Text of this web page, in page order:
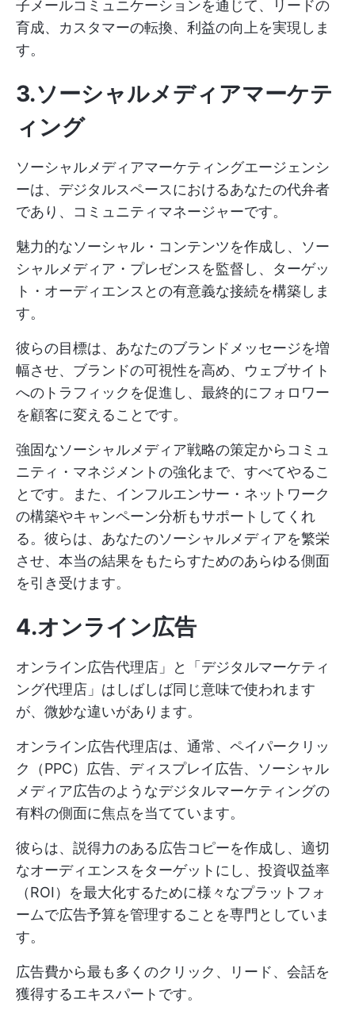
子メールコミュニケーションを通じて、リードの
育成、カスタマーの転換、利益の向上を実現しま
す。
3.ソーシャルメディアマーケテ
ィング
ソーシャルメディアマーケティングエージェンシ
ーは、デジタルスペースにおけるあなたの代弁者
であり、コミュニティマネージャーです。
魅力的なソーシャル・コンテンツを作成し、ソー
シャルメディア・プレゼンスを監督し、ターゲッ
ト・オーディエンスとの有意義な接続を構築しま
す。
彼らの目標は、あなたのブランドメッセージを増
幅させ、ブランドの可視性を高め、ウェブサイト
へのトラフィックを促進し、最終的にフォロワー
を顧客に変えることです。
強固なソーシャルメディア戦略の策定からコミュ
ニティ・マネジメントの強化まで、すべてやるこ
とです。また、インフルエンサー・ネットワーク
の構築やキャンペーン分析もサポートしてくれ
る。彼らは、あなたのソーシャルメディアを繁栄
させ、本当の結果をもたらすためのあらゆる側面
を引き受けます。
4.オンライン広告
オンライン広告代理店」と「デジタルマーケティ
ング代理店」はしばしば同じ意味で使われます
が、微妙な違いがあります。
オンライン広告代理店は、通常、ペイパークリッ
ク（PPC）広告、ディスプレイ広告、ソーシャル
メディア広告のようなデジタルマーケティングの
有料の側面に焦点を当てています。
彼らは、説得力のある広告コピーを作成し、適切
なオーディエンスをターゲットにし、投資収益率
（ROI）を最大化するために様々なプラットフォ
ームで広告予算を管理することを専門としていま
す。
広告費から最も多くのクリック、リード、会話を
獲得するエキスパートです。